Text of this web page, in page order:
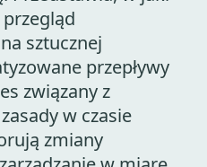
przegląd
sztucznej
przepływy
związany z
w czasie
zmiany